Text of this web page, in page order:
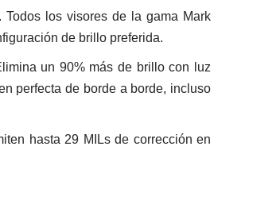
los visores de la gama Mark
de brillo preferida.
un 90% más de brillo con luz
perfecta de borde a borde, incluso
hasta 29 MILs de corrección en